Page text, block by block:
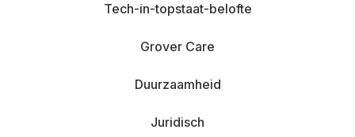
Tech-in-topstaat-belofte
Grover Care
Duurzaamheid
Juridisch